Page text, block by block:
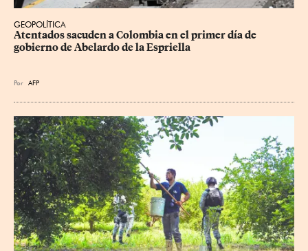
GEOPOLÍTICA
Atentados sacuden a Colombia en el primer día de
gobierno de Abelardo de la Espriella
Por AFP